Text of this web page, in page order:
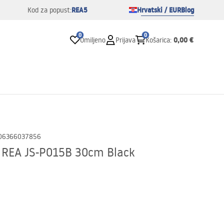
Kod za popust:REA5 Hrvatski / EURBlog
0
Omiljeno Prijava
0
Košarica: 0,00 €
JS-P015B 30cm Black